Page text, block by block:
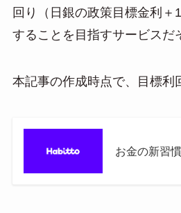
回り（日銀の政策目標金利＋
することを目指すサービスだ
本記事の作成時点で、目標利
お金の新習